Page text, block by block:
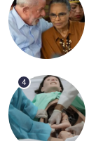
4